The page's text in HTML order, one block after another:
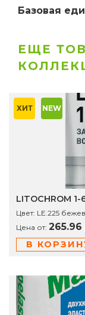
Базовая
ЕЩЕ
ХИТ NEW
LITOCHROM 1-
Цвет: LE.225
Цена от: 265.96
В